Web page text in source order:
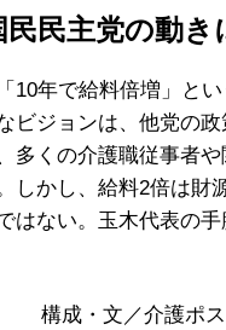
民主党の動き
10年で給料倍増」と
ビジョンは、他党の
多くの介護職従事者
しかし、給料2倍は財
はない。玉木代表の手
構成・文／介護ポ